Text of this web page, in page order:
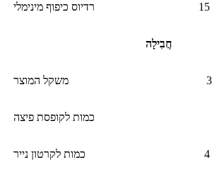
רדיוס כיפוף מינימלי
חֲבִילָה
משקל המוצר
כמות לקופסת פיצה
כמות לקרטון נייר